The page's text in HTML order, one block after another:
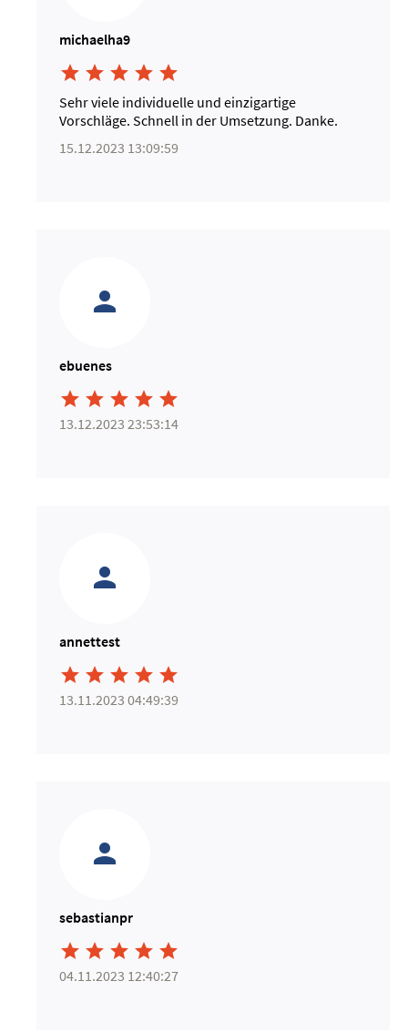
michaelha9
    
Sehr viele individuelle und einzigartige
Vorschläge. Schnell in der Umsetzung. Danke.
15.12.2023 13:09:59
ebuenes
    
13.12.2023 23:53:14
annettest
    
13.11.2023 04:49:39
sebastianpr
    
04.11.2023 12:40:27